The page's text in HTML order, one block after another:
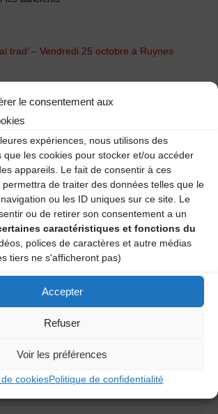
le consentement aux
expériences, nous utilisons des
que les cookies pour stocker et/ou accéder
appareils. Le fait de consentir à ces
de traiter des données telles que le
ou les ID uniques sur ce site. Le
ou de retirer son consentement a un
caractéristiques et fonctions du
polices de caractères et autre médias
tiers ne s'afficheront pas)
Accepter
Refuser
Voir les préférences
cookiesPolitique de confidentialité
trad’ – Vendredi 25 octobre à Ruynes
fête ses 10 ans ! Samedi 23 novembre
un commentaire
ne sera pas publiée.
Les champs obligatoires